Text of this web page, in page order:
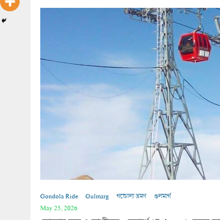
Gondola Ride Gulmarg গন্ডোলা ভ্রমণ
গুলমার্গ
May 25, 2026